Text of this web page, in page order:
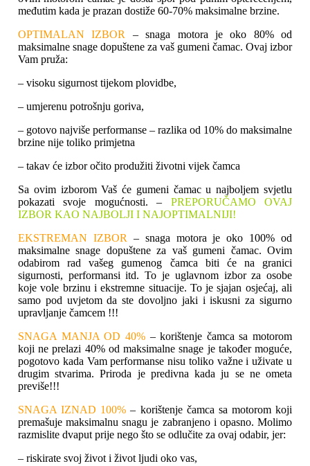
međutim kada je prazan dostiže 60-70% maksimalne brzine.
OPTIMALAN IZBOR – snaga motora je oko 80% od
maksimalne snage dopuštene za vaš gumeni čamac. Ovaj izbor
Vam pruža:
– visoku sigurnost tijekom plovidbe,
– umjerenu potrošnju goriva,
– gotovo najviše performanse – razlika od 10% do maksimalne
brzine nije toliko primjetna
– takav će izbor očito produžiti životni vijek čamca
Sa ovim izborom Vaš će gumeni čamac u najboljem svjetlu
pokazati svoje mogućnosti. – PREPORUČAMO OVAJ
IZBOR KAO NAJBOLJI I NAJOPTIMALNIJI!
EKSTREMAN IZBOR– snaga motora je oko 100% od
maksimalne snage dopuštene za vaš gumeni čamac. Ovim
odabirom rad vašeg gumenog čamca biti će na granici
sigurnosti, performansi itd. To je uglavnom izbor za osobe
koje vole brzinu i ekstremne situacije. To je sjajan osjećaj, ali
samo pod uvjetom da ste dovoljno jaki i iskusni za sigurno
upravljanje čamcem !!!
SNAGA MANJA OD 40%– korištenje čamca sa motorom
koji ne prelazi 40% od maksimalne snage je također moguće,
pogotovo kada Vam performanse nisu toliko važne i uživate u
drugim stvarima. Priroda je predivna kada ju se ne ometa
previše!!!
SNAGA IZNAD 100% – korištenje čamca sa motorom koji
premašuje maksimalnu snagu je zabranjeno i opasno. Molimo
razmislite dvaput prije nego što se odlučite za ovaj odabir, jer:
– riskirate svoj život i život ljudi oko vas,